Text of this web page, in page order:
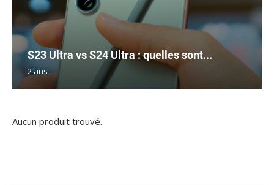
S23 Ultra vs S24 Ultra : quelles sont...
2 ans
Aucun produit trouvé.